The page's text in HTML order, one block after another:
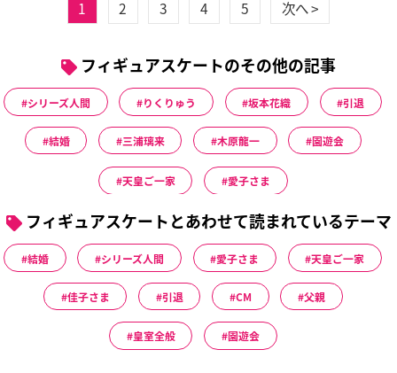
1 2 3 4 5 次へ >
フィギュアスケートのその他の記事
シリーズ人間 りくりゅう 坂本花織 引退
結婚 三浦璃来 木原龍一 園遊会
天皇ご一家 愛子さま
フィギュアスケートとあわせて読まれているテーマ
結婚 シリーズ人間 愛子さま 天皇ご一家
佳子さま 引退 CM 父親
皇室全般 園遊会